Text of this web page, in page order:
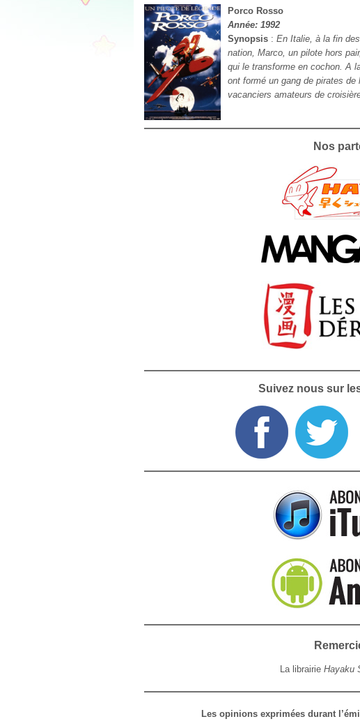
Porco Rosso
Année: 1992
Synopsis : En Italie, à la fin
nation, Marco, un pilote hors
qui le transforme en cochon. A
ont formé un gang de pirates de
vacanciers amateurs de
Nos
Suivez nous sur
La librairie Hayaku
Les opinions exprimées durant